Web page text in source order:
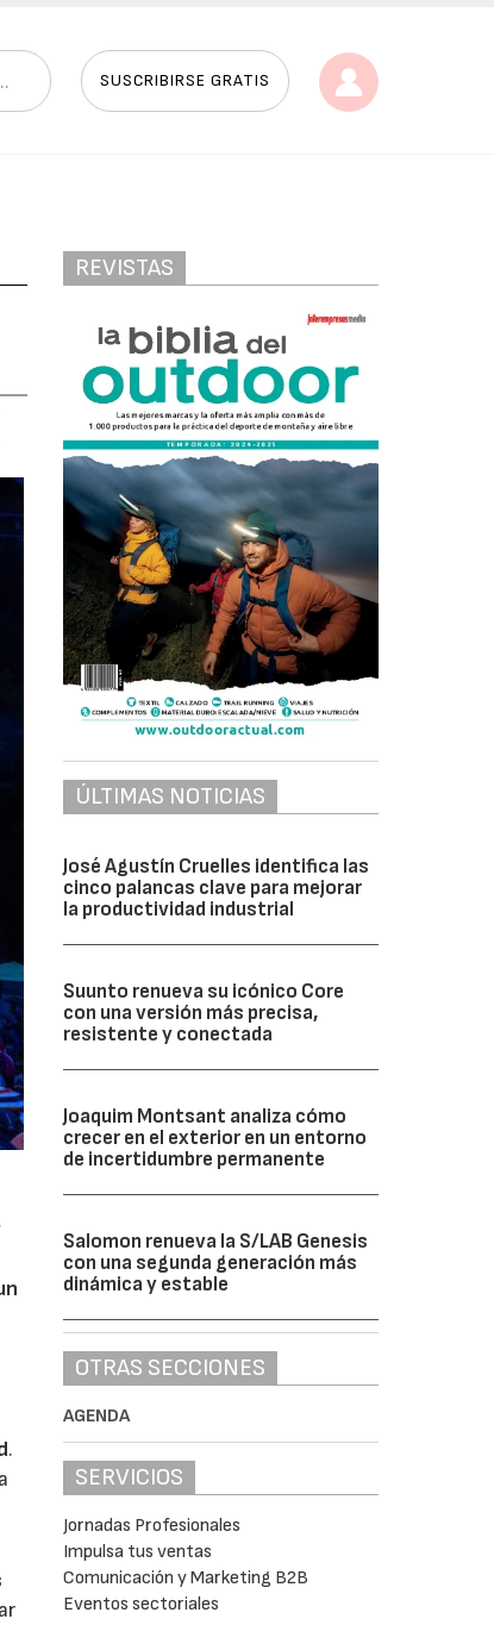
SUSCRIBIRSE GRATIS
.
REVISTAS
ÚLTIMAS NOTICIAS
José Agustín Cruelles identifica las
cinco palancas clave para mejorar
la productividad industrial
Suunto renueva su icónico Core
con una versión más precisa,
resistente y conectada
Joaquim Montsant analiza cómo
crecer en el exterior en un entorno
de incertidumbre permanente
Salomon renueva la S/LAB Genesis
con una segunda generación más
dinámica y estable
OTRAS SECCIONES
AGENDA
SERVICIOS
Jornadas Profesionales
Impulsa tus ventas
Comunicación y Marketing B2B
Eventos sectoriales